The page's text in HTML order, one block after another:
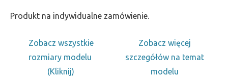
Produkt na indywidualne zamówienie.
Zobacz wszystkie
rozmiary modelu
(Kliknij)
Zobacz więcej
szczegółów na temat
modelu